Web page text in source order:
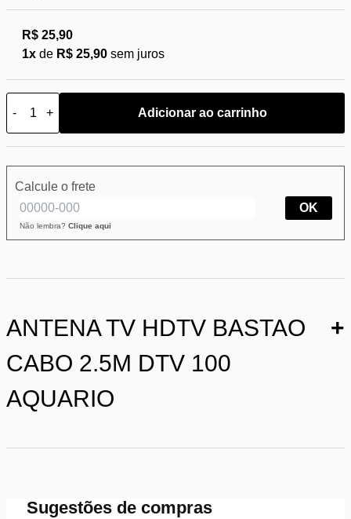
R$ 25,90
1x de R$ 25,90 sem juros
- + Adicionar ao carrinho
Calcule o frete
Não lembra? Clique aqui
OK
ANTENA TV HDTV BASTAO
CABO 2.5M DTV 100
AQUARIO
+
Localização:
Sugestões de compras